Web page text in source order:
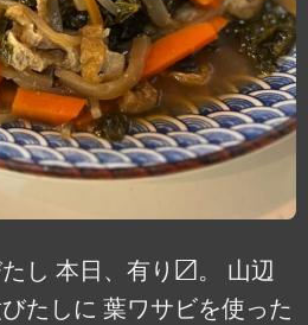
し 本日、有り〼。 山辺
たしに 葉ワサビを使った